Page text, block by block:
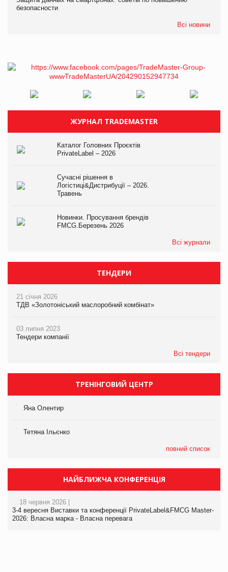
безопасности
Всі новини
ЖУРНАЛ TRADEMASTER
Каталог Головних Проєктів
PrivateLabel – 2026
Сучасні рішення в
Логістиці&Дистрибуції – 2026.
Травень
Новинки. Просування брендів
FMCG.Березень 2026
Всі журнали
ТЕНДЕРИ
21 січня 2026
ТДВ «Золотоніський маслоробний комбінат»
03 липня 2023
Тендери компанії
Всі тендери
ТРЕНІНГОВИЙ ЦЕНТР
Яна Олентир
Тетяна Ільєнко
повний список
НАЙБЛИЖЧА КОНФЕРЕНЦІЯ
18 червня 2026 |
3-4 вересня Виставки та конференції PrivateLabel&FMCG Master-
2026: Власна марка - Власна перевага